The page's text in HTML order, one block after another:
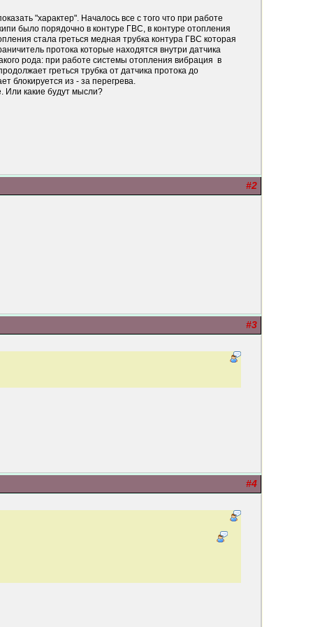
"характер". Началось все с того что при работе
было порядочно в контуре ГВС, в контуре отопления
стала греться медная трубка контура ГВС которая
протока которые находятся внутри датчика
рода: при работе системы отопления вибрация в
греться трубка от датчика протока до
блокируется из - за перегрева.
Или какие будут мысли?
#2
#3
#4